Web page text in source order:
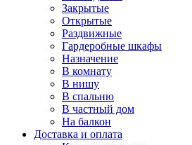
Закрытые
Открытые
Раздвижные
Гардеробные шкафы
Назначение
В комнату
В нишу
В спальню
В частный дом
На балкон
Доставка и оплата